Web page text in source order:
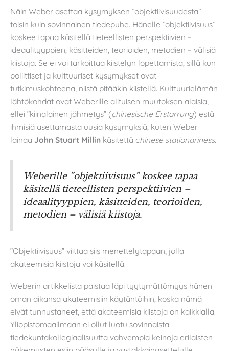
Näin Weber asettaa kysymyksen ”objektiivisuudesta”
toisin kuin sovinnainen tiedepuhe. Hänelle ”objektiivisuus”
koskee tapaa käsitellä tieteellisten perspektiivien –
ideaalityyppien, käsitteiden, teorioiden, metodien – välisiä
kiistoja. Se ei voi tarkoittaa kiistelyn lopettamista, sillä kun
poliittiset ja kulttuuriset kysymykset ovat
tutkimuskohteena, niistä pitääkin kiistellä. Kulttuurielämän
lähtökohdat ovat Weberille alituisen muutoksen alaisia,
ellei ”kiinalainen jähmetys” (chinesische Erstarrung) estä
ihmisiä asettamasta uusia kysymyksiä, kuten Weber
lainaa John Stuart Millin käsitettä chinese stationariness.
Weberille ”objektiivisuus” koskee tapaa
käsitellä tieteellisten perspektiivien –
ideaalityyppien, käsitteiden, teorioiden,
metodien – välisiä kiistoja.
”Objektiivisuus” viittaa siis menettelytapaan, jolla
akateemisia kiistoja voi käsitellä.
Weberin artikkelista paistaa läpi tyytymättömyys hänen
oman aikansa akateemisiin käytäntöihin, koska nämä
eivät tunnustaneet, että akateemisia kiistoja on kaikkialla.
Yliopistomaailmaan ei ollut luotu sovinnaista
tiedekuntakollegiaalisuutta vahvempia keinoja erilaisten